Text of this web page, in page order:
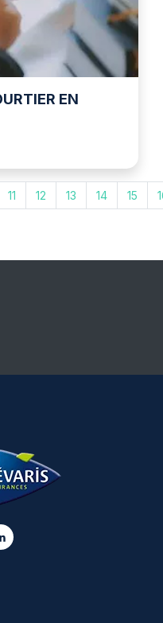
EN
11 12 13 14 15